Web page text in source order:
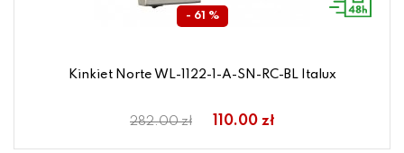
- 61 %
Kinkiet Norte WL-1122-1-A-SN-RC-BL Italux
282.00 zł 110.00 zł